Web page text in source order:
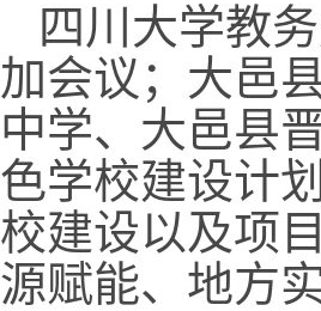
四川大学教
加会议；大邑
中学、大邑县
色学校建设计
校建设以及项
源赋能、地方